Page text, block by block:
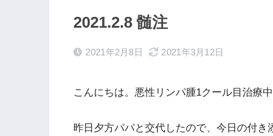
2021.2.8 髄注
2021年2月8日 2021年3月12日
こんにちは。悪性リンパ腫1クール目治療
昨日夕方パパと交代したので、今日の付